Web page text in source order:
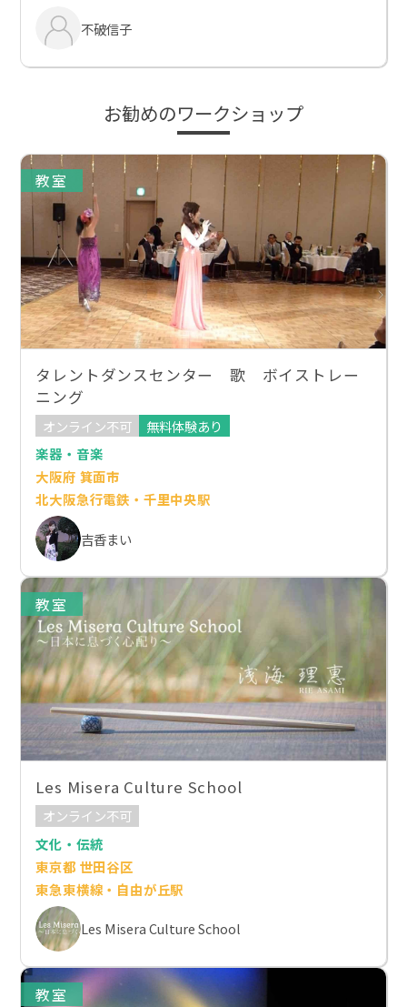
不破信子
お勧めのワークショップ
教室
タレントダンスセンター 歌 ボイストレー
ニング
オンライン不可
無料体験あり
楽器・音楽
大阪府 箕面市
北大阪急行電鉄・千里中央駅
吉香まい
教室
Les Misera Culture School
オンライン不可
文化・伝統
東京都 世田谷区
東急東横線・自由が丘駅
Les Misera Culture School
教室